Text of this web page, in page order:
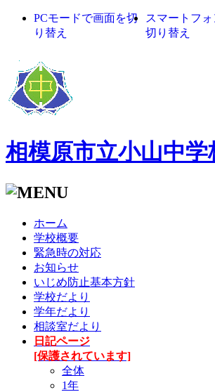
PCモードで画面を切
り替え
スマートフ
切り替え
相模原市立小山中学
ホーム
学校概要
緊急時の対応
お知らせ
いじめ防止基本方針
学校だより
学年だより
相談室だより
日記ページ
[保護されています]
全体
1年